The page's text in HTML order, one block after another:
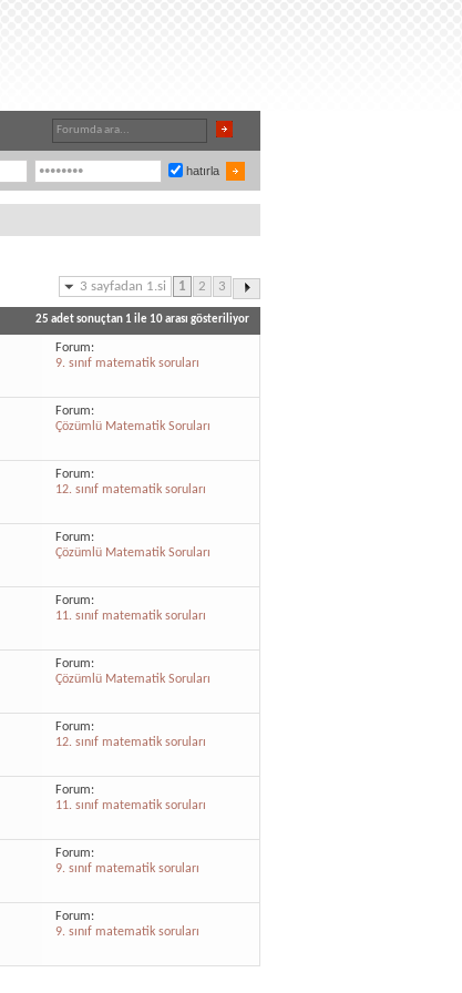
hatırla
3 sayfadan 1.si 1 2 3
25 adet sonuçtan 1 ile 10 arası gösteriliyor
Forum:
9. sınıf matematik soruları
Forum:
Çözümlü Matematik Soruları
Forum:
12. sınıf matematik soruları
Forum:
Çözümlü Matematik Soruları
Forum:
11. sınıf matematik soruları
Forum:
Çözümlü Matematik Soruları
Forum:
12. sınıf matematik soruları
Forum:
11. sınıf matematik soruları
Forum:
9. sınıf matematik soruları
Forum:
9. sınıf matematik soruları